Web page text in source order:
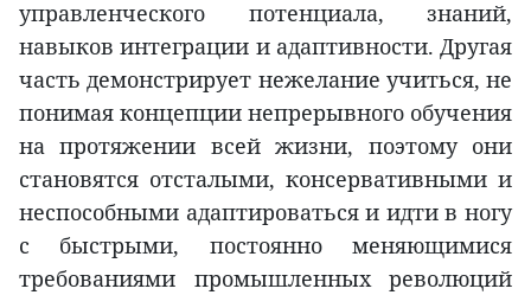
управленческого потенциала, знаний,
навыков интеграции и адаптивности. Другая
часть демонстрирует нежелание учиться, не
понимая концепции непрерывного обучения
на протяжении всей жизни, поэтому они
становятся отсталыми, консервативными и
неспособными адаптироваться и идти в ногу
с быстрыми, постоянно меняющимися
требованиями промышленных революций